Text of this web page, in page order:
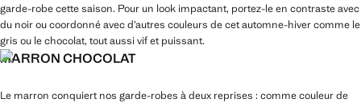
garde-robe cette saison. Pour un look impactant, portez-le en contraste avec
du noir ou coordonné avec d’autres couleurs de cet automne-hiver comme le
gris ou le chocolat, tout aussi vif et puissant.
MARRON CHOCOLAT
Le marron conquiert nos garde-robes à deux reprises : comme couleur de